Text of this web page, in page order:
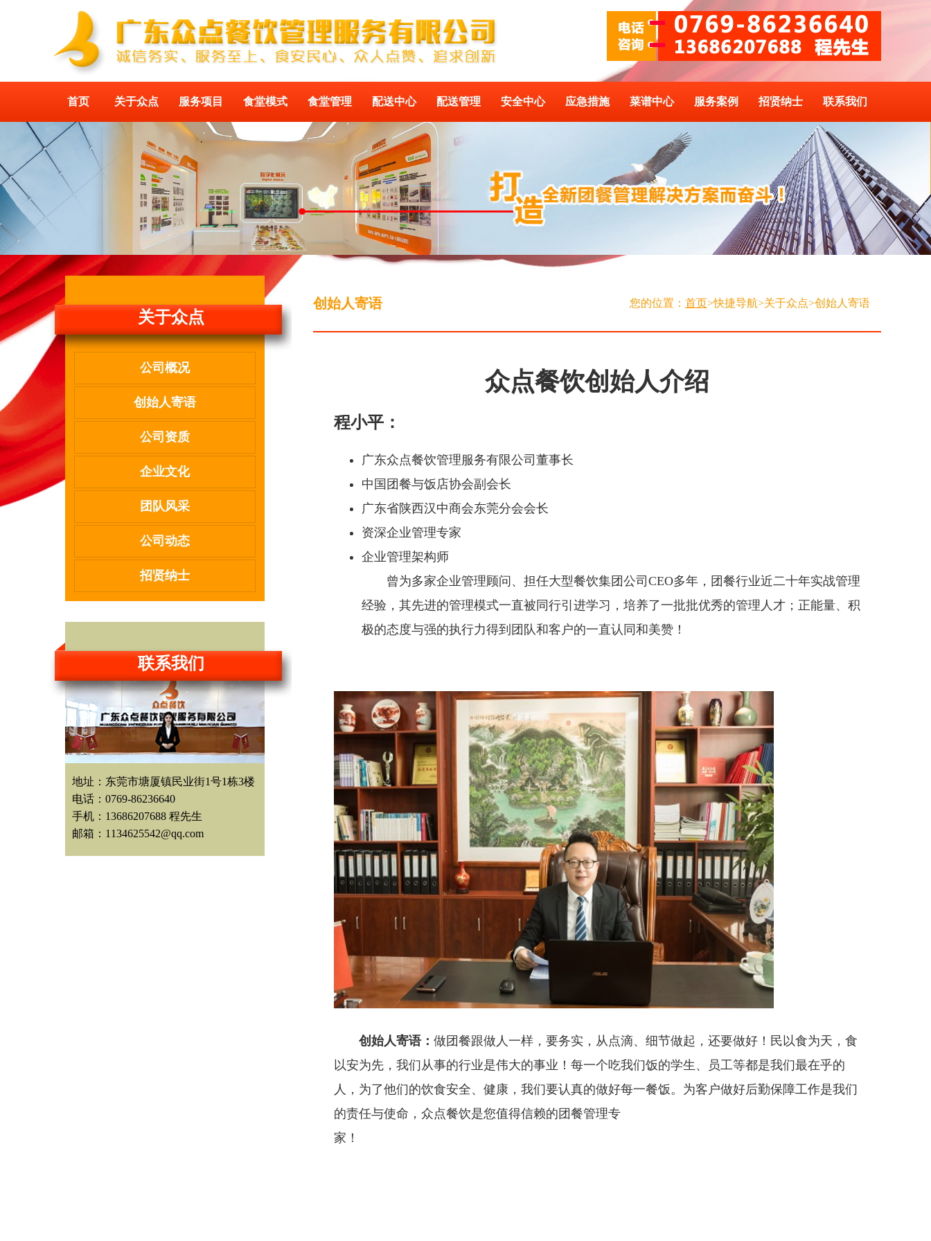
首页 关于众点 服务项目 食堂模式 食堂管理 配送中心 配送管理 安全中心 应急措施 菜谱中心 服务案例 招贤纳士 联系我们
关于众点
公司概况
创始人寄语
公司资质
企业文化
团队风采
公司动态
招贤纳士
联系我们
地址：东莞市塘厦镇民业街1号1栋3楼
电话：0769-86236640
手机：13686207688 程先生
邮箱：1134625542@qq.com
创始人寄语 您的位置： 首页>快捷导航>关于众点>创始人寄语
众点餐饮创始人介绍
程小平：
广东众点餐饮管理服务有限公司董事长
中国团餐与饭店协会副会长
广东省陕西汉中商会东莞分会会长
资深企业管理专家
企业管理架构师
曾为多家企业管理顾问、担任大型餐饮集团公司CEO多年，团餐行业近二十年实战管理
经验，其先进的管理模式一直被同行引进学习，培养了一批批优秀的管理人才；正能量、积
极的态度与强的执行力得到团队和客户的一直认同和美赞！
创始人寄语： 做团餐跟做人一样，要务实，从点滴、细节做起，还要做好！民以食为天，食
以安为先，我们从事的行业是伟大的事业！每一个吃我们饭的学生、员工等都是我们最在乎的
人，为了他们的饮食安全、健康，我们要认真的做好每一餐饭。为客户做好后勤保障工作是我们
的责任与使命，众点餐饮是您值得信赖的团餐管理专
家！